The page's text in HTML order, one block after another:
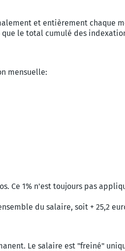
et entièrement chaque
le total cumulé des
mensuelle:
Ce 1% n'est toujours pas
du salaire, soit + 25,2
Le salaire est "freiné"